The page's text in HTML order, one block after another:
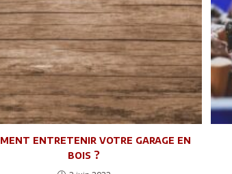
entretenir votre garage en
bois ?